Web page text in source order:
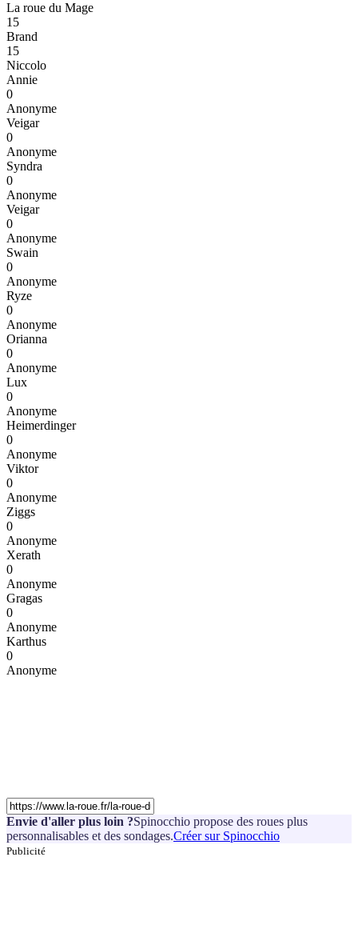
La roue du Mage
15
Brand
15
Niccolo
Annie
0
Anonyme
Veigar
0
Anonyme
Syndra
0
Anonyme
Veigar
0
Anonyme
Swain
0
Anonyme
Ryze
0
Anonyme
Orianna
0
Anonyme
Lux
0
Anonyme
Heimerdinger
0
Anonyme
Viktor
0
Anonyme
Ziggs
0
Anonyme
Xerath
0
Anonyme
Gragas
0
Anonyme
Karthus
0
Anonyme
Envie d'aller plus loin ?Spinocchio propose des roues plus
personnalisables et des sondages.Créer sur Spinocchio
Publicité